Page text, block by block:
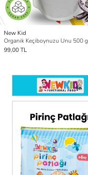
New Kid
Organik Keçiboynuzu Unu 500 g
99,00 TL